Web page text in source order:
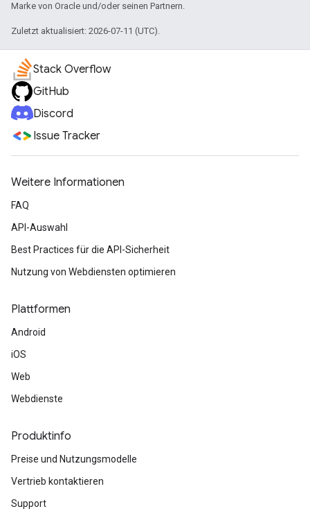
Marke von Oracle und/oder seinen Partnern.
Zuletzt aktualisiert: 2026-07-11 (UTC).
Stack Overflow
GitHub
Discord
Issue Tracker
Weitere Informationen
FAQ
API-Auswahl
Best Practices für die API-Sicherheit
Nutzung von Webdiensten optimieren
Plattformen
Android
iOS
Web
Webdienste
Produktinfo
Preise und Nutzungsmodelle
Vertrieb kontaktieren
Support